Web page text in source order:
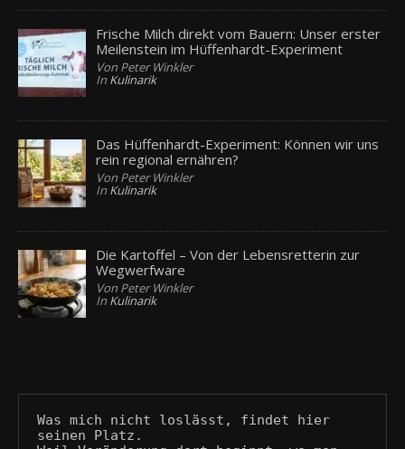
Frische Milch direkt vom Bauern: Unser erster
Meilenstein im Hüffenhardt-Experiment
Von Peter Winkler
In Kulinarik
Das Hüffenhardt-Experiment: Können wir uns
rein regional ernähren?
Von Peter Winkler
In Kulinarik
Die Kartoffel – Von der Lebensretterin zur
Wegwerfware
Von Peter Winkler
In Kulinarik
Was mich nicht loslässt, findet hier
seinen Platz.